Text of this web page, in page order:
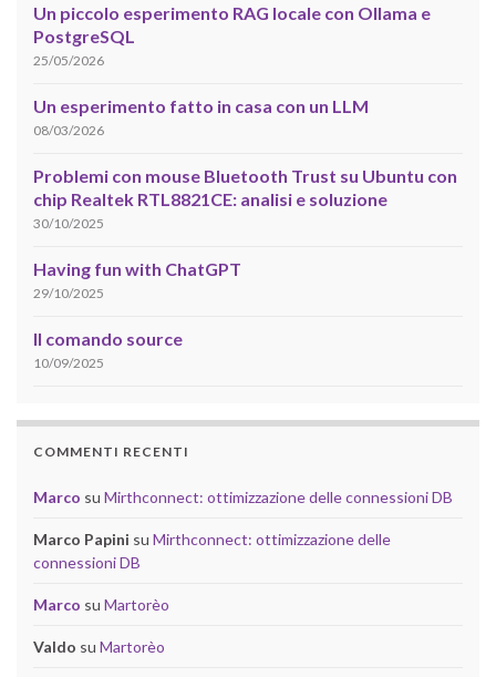
Un piccolo esperimento RAG locale con Ollama e
PostgreSQL
25/05/2026
Un esperimento fatto in casa con un LLM
08/03/2026
Problemi con mouse Bluetooth Trust su Ubuntu con
chip Realtek RTL8821CE: analisi e soluzione
30/10/2025
Having fun with ChatGPT
29/10/2025
Il comando source
10/09/2025
COMMENTI RECENTI
Marco su Mirthconnect: ottimizzazione delle connessioni DB
Marco Papini su Mirthconnect: ottimizzazione delle
connessioni DB
Marco su Martorèo
Valdo su Martorèo